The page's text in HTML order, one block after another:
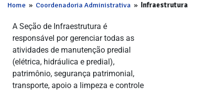
Home » Coordenadoria Administrativa » Infraestrutura
A Seção de Infraestrutura é
responsável por gerenciar todas as
atividades de manutenção predial
(elétrica, hidráulica e predial),
patrimônio, segurança patrimonial,
transporte, apoio a limpeza e controle